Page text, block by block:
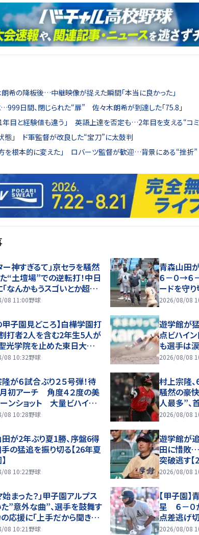
朗希の降板後…中継映像が捉えた瞬間「本当に良かった」
日間、閉じられた“扉” 佐々木朗希が到達した「75.8」
年目と経験値も違う」 英語上達を否定も…2年目を支える“コ
態」 ド軍監督が改良した“宝刀”に太鼓判
を根本的に変えた」 ロバーツ監督が歓迎…背景にある“挫折”
ー神すぎるて」京セラを騒然
“土壇場”での逆転打！中日
なんかもうスゴいとか超え
いわ」「代打の神様ってレベ
08 11:00野球
青森山田
６－０→６
ードを守
方が７割く
2026/08/08
甲子園見どころ】白樺学園打
打者2人を含む2年生5人が
光学院を止めた東日大昌
エースに挑む
08 10:32野球
遊学館が
点ビハイ
も選手は
で初戦敗退
2026/08/08
が６試合ぶり２５号弾！待
初アーチ 角度４２度の美
ンショット 大量ビハイン
ムを鼓舞する一撃
08 10:28野球
村上宗隆
騒然の豪
人最多”、
2026/08/08
が2年ぶり夏1勝、序盤6得
の猛追を振り切る【26年夏
08 10:22野球
遊学館が
田に惜敗
突破逃す【
2026/08/08
始まった？」甲子園アルプス
”意外な曲”、選手を鼓舞す
応援に「上手だから聞き入
」【26年夏甲子園】
08 10:21 野球
【甲子園
星 ６－０
点差逃げ
2026/08/08